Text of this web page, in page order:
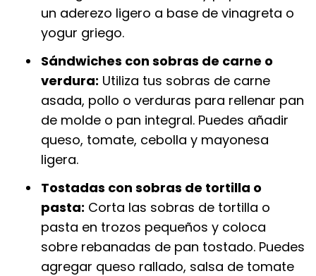
un aderezo ligero a base de vinagreta o
yogur griego.
Sándwiches con sobras de carne o
verdura: Utiliza tus sobras de carne
asada, pollo o verduras para rellenar pan
de molde o pan integral. Puedes añadir
queso, tomate, cebolla y mayonesa
ligera.
Tostadas con sobras de tortilla o
pasta: Corta las sobras de tortilla o
pasta en trozos pequeños y coloca
sobre rebanadas de pan tostado. Puedes
agregar queso rallado, salsa de tomate